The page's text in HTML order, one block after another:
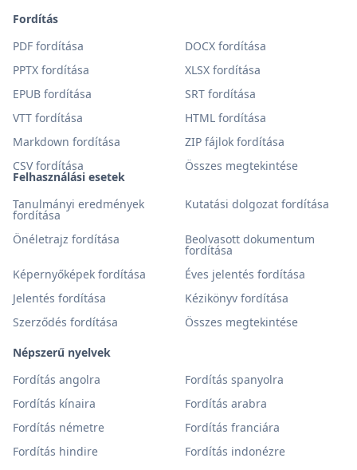
Felhasználási esetek
Tanulmányi eredmények
fordítása
Kutatási dolgozat fordítása
Önéletrajz fordítása Beolvasott dokumentum
fordítása
Képernyőképek fordítása
Éves jelentés fordítása
Jelentés fordítása
Kézikönyv fordítása
Szerződés fordítása
Összes megtekintése
Népszerű nyelvek
Fordítás angolra
Fordítás spanyolra
Fordítás kínaira
Fordítás arabra
Fordítás németre
Fordítás franciára
Fordítás hindire
Fordítás indonézre
Fordítás
PDF fordítása
DOCX fordítása
PPTX fordítása
XLSX fordítása
EPUB fordítása
SRT fordítása
VTT fordítása
HTML fordítása
Markdown fordítása
ZIP fájlok fordítása
CSV fordítása
Összes megtekintése